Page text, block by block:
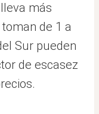
más
de 1 a
Sur pueden
de escasez